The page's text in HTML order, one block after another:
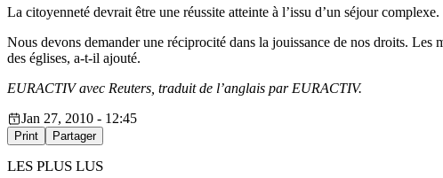
La citoyenneté devrait être une réussite atteinte à l’issu d’un séjour
Nous devons demander une réciprocité dans la jouissance de nos droits.
des églises, a-t-il ajouté.
EURACTIV avec Reuters, traduit de l’anglais par EURACTIV.
Jan 27, 2010 - 12:45
Print Partager
LES PLUS LUS